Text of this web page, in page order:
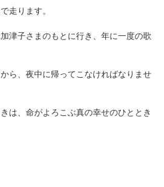
で走ります。
津子さまのもとに行き、年に一度の歌
ら、夜中に帰ってこなければなりませ
は、命がよろこぶ真の幸せのひととき